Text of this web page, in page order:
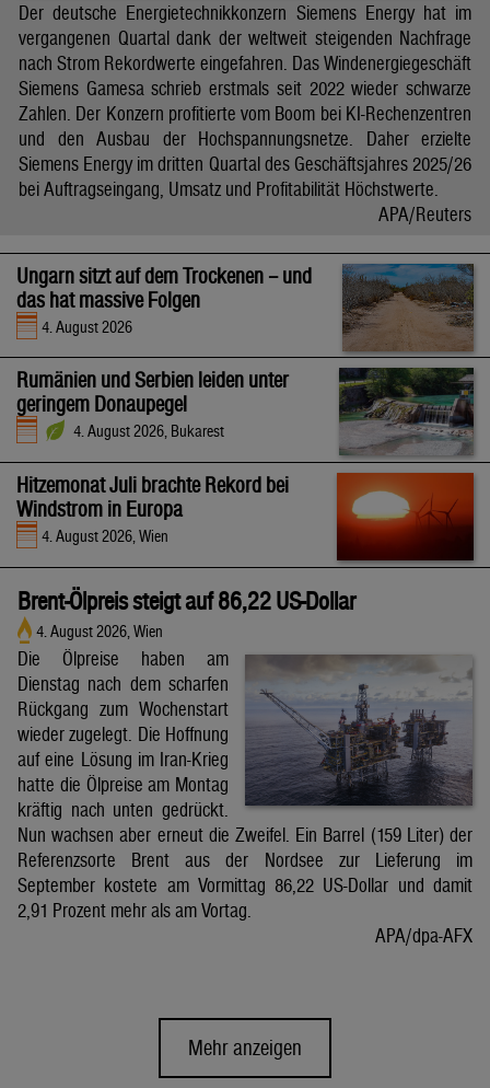
Der deutsche Energietechnikkonzern Siemens Energy hat im
vergangenen Quartal dank der weltweit steigenden Nachfrage
nach Strom Rekordwerte eingefahren. Das Windenergiegeschäft
Siemens Gamesa schrieb erstmals seit 2022 wieder schwarze
Zahlen. Der Konzern profitierte vom Boom bei KI-Rechenzentren
und den Ausbau der Hochspannungsnetze. Daher erzielte
Siemens Energy im dritten Quartal des Geschäftsjahres 2025/26
bei Auftragseingang, Umsatz und Profitabilität Höchstwerte.
APA/Reuters
Ungarn sitzt auf dem Trockenen – und
das hat massive Folgen
4. August 2026
Rumänien und Serbien leiden unter
geringem Donaupegel
4. August 2026, Bukarest
Hitzemonat Juli brachte Rekord bei
Windstrom in Europa
4. August 2026, Wien
Brent-Ölpreis steigt auf 86,22 US-Dollar
4. August 2026, Wien
Die Ölpreise haben am
Dienstag nach dem scharfen
Rückgang zum Wochenstart
wieder zugelegt. Die Hoffnung
auf eine Lösung im Iran-Krieg
hatte die Ölpreise am Montag
kräftig nach unten gedrückt.
Nun wachsen aber erneut die Zweifel. Ein Barrel (159 Liter) der
Referenzsorte Brent aus der Nordsee zur Lieferung im
September kostete am Vormittag 86,22 US-Dollar und damit
2,91 Prozent mehr als am Vortag.
APA/dpa-AFX
Mehr anzeigen